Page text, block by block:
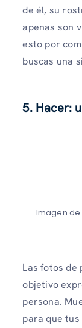
de él, su
apenas son
esto por
buscas una
5. Hacer:
Imagen
Las fotos de
objetivo
persona.
para que